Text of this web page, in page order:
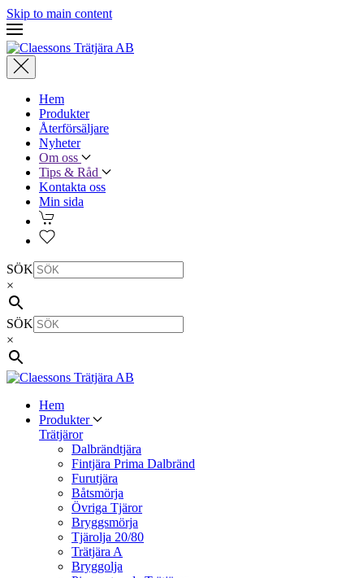
Skip to main content
Hem
Produkter
Återförsäljare
Nyheter
Om oss
Tips & Råd
Kontakta oss
Min sida
SÖK
×
SÖK
×
Hem
Produkter
Trätjäror
Dalbrändtjära
Fintjära Prima Dalbränd
Furutjära
Båtsmörja
Övriga Tjäror
Bryggsmörja
Tjärolja 20/80
Trätjära A
Bryggolja